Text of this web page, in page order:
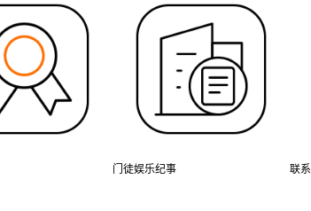
门徒娱乐纪事
联